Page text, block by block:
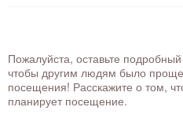
Пожалуйста, оставьте
чтобы другим людям было
посещения! Расскажите о том,
планирует посещение.